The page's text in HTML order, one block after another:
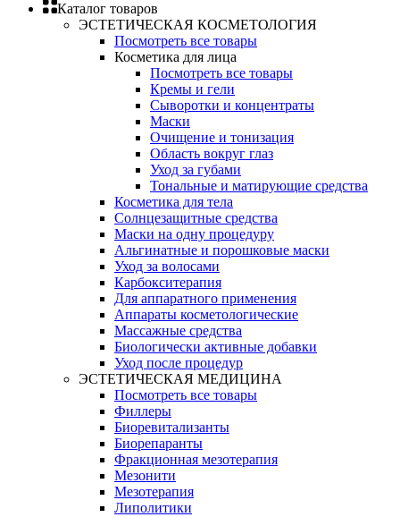
Каталог товаров
ЭСТЕТИЧЕСКАЯ КОСМЕТОЛОГИЯ
Посмотреть все товары
Косметика для лица
Посмотреть все товары
Кремы и гели
Сыворотки и концентраты
Маски
Очищение и тонизация
Область вокруг глаз
Уход за губами
Тональные и матирующие средства
Косметика для тела
Солнцезащитные средства
Маски на одну процедуру
Альгинатные и порошковые маски
Уход за волосами
Карбокситерапия
Для аппаратного применения
Аппараты косметологические
Массажные средства
Биологически активные добавки
Уход после процедур
ЭСТЕТИЧЕСКАЯ МЕДИЦИНА
Посмотреть все товары
Филлеры
Биоревитализанты
Биорепаранты
Фракционная мезотерапия
Мезонити
Мезотерапия
Липолитики